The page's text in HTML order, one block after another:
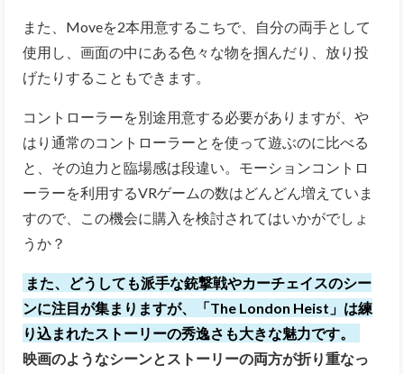
また、Moveを2本用意するこちで、自分の両手として
使用し、画面の中にある色々な物を掴んだり、放り投
げたりすることもできます。
コントローラーを別途用意する必要がありますが、や
はり通常のコントローラーとを使って遊ぶのに比べる
と、その迫力と臨場感は段違い。モーションコントロ
ーラーを利用するVRゲームの数はどんどん増えていま
すので、この機会に購入を検討されてはいかがでしょ
うか？
また、どうしても派手な銃撃戦やカーチェイスのシー
ンに注目が集まりますが、「The London Heist」は練
り込まれたストーリーの秀逸さも大きな魅力です。
映画のようなシーンとストーリーの両方が折り重なっ